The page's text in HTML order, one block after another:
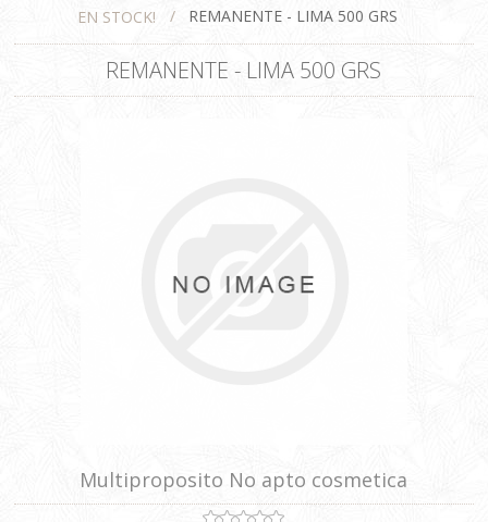
EN STOCK!
/ REMANENTE - LIMA 500 GRS
REMANENTE - LIMA 500 GRS
Multiproposito No apto cosmetica